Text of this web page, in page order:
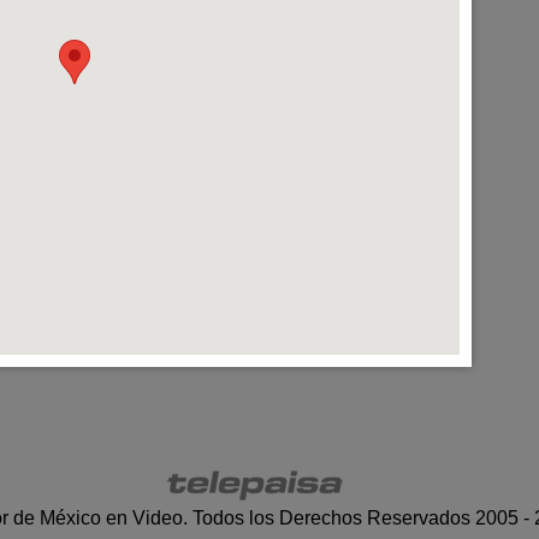
de México en Video. Todos los Derechos Reservados 2005 -